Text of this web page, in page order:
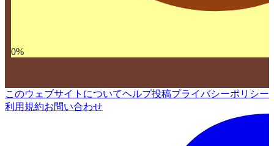
0%
このウェブサイトについてヘルプ投稿プライバシーポリシー
利用規約お問い合わせ